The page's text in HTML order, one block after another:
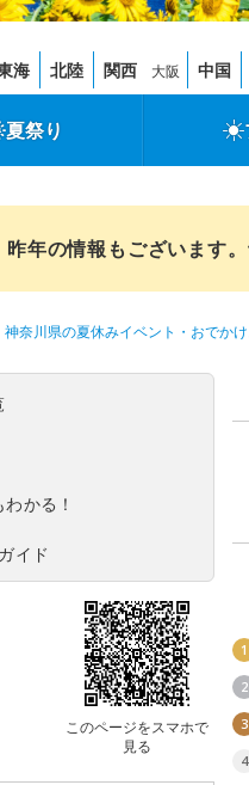
海 北陸 関西 大阪 中国
夏祭り
年の情報もございます。
神奈川県の夏休みイベント・おでか
かる！
イド
このページをスマホで
見る
1
2
3
4